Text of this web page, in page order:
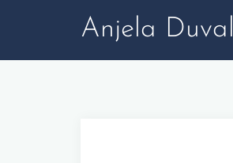
Anjela Duval